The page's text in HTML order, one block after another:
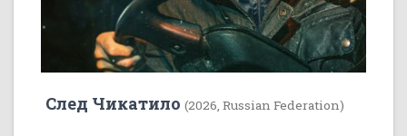
След Чикатило (2026, Russian Federation)